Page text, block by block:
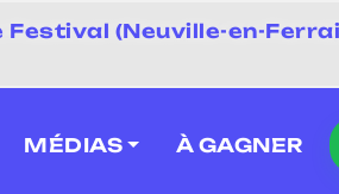
(Neuville-en-
MÉDIAS À GAGNER